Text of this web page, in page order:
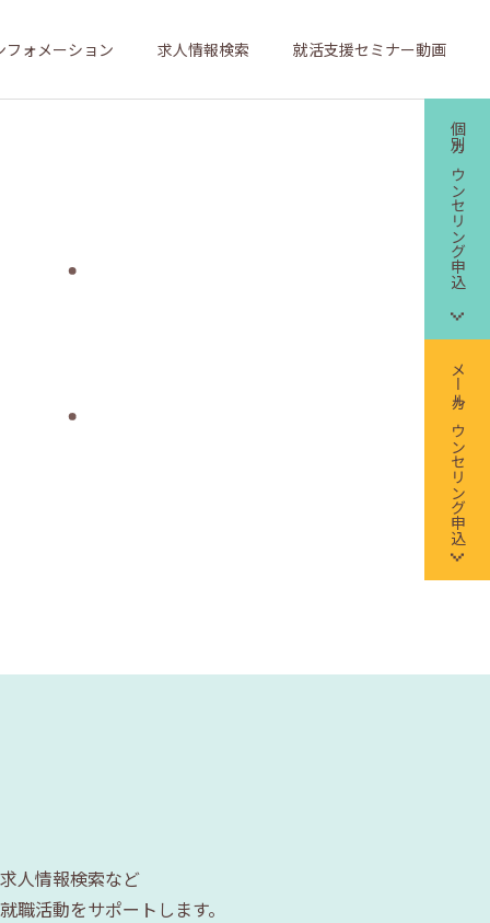
フォメーション 求人情報検索 就活支援セミナー動画
個別カウンセリング申込
メールカウンセリング申込
人情報検索など
活動をサポートします。